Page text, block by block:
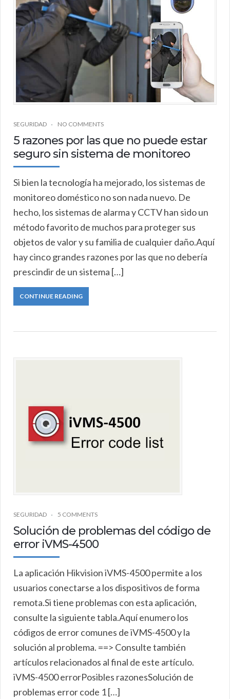
SEGURIDAD NO COMMENTS
5 razones por las que no puede estar
seguro sin sistema de monitoreo
Si bien la tecnología ha mejorado, los sistemas de
monitoreo doméstico no son nada nuevo. De
hecho, los sistemas de alarma y CCTV han sido un
método favorito de muchos para proteger sus
objetos de valor y su familia de cualquier daño.Aquí
hay cinco grandes razones por las que no debería
prescindir de un sistema […]
CONTINUE READING
SEGURIDAD 5 COMMENTS
Solución de problemas del código de
error iVMS-4500
La aplicación Hikvision iVMS-4500 permite a los
usuarios conectarse a los dispositivos de forma
remota.Si tiene problemas con esta aplicación,
consulte la siguiente tabla.Aquí enumero los
códigos de error comunes de iVMS-4500 y la
solución al problema. ==> Consulte también
artículos relacionados al final de este artículo.
iVMS-4500 errorPosibles razonesSolución de
problemas error code 1 […]